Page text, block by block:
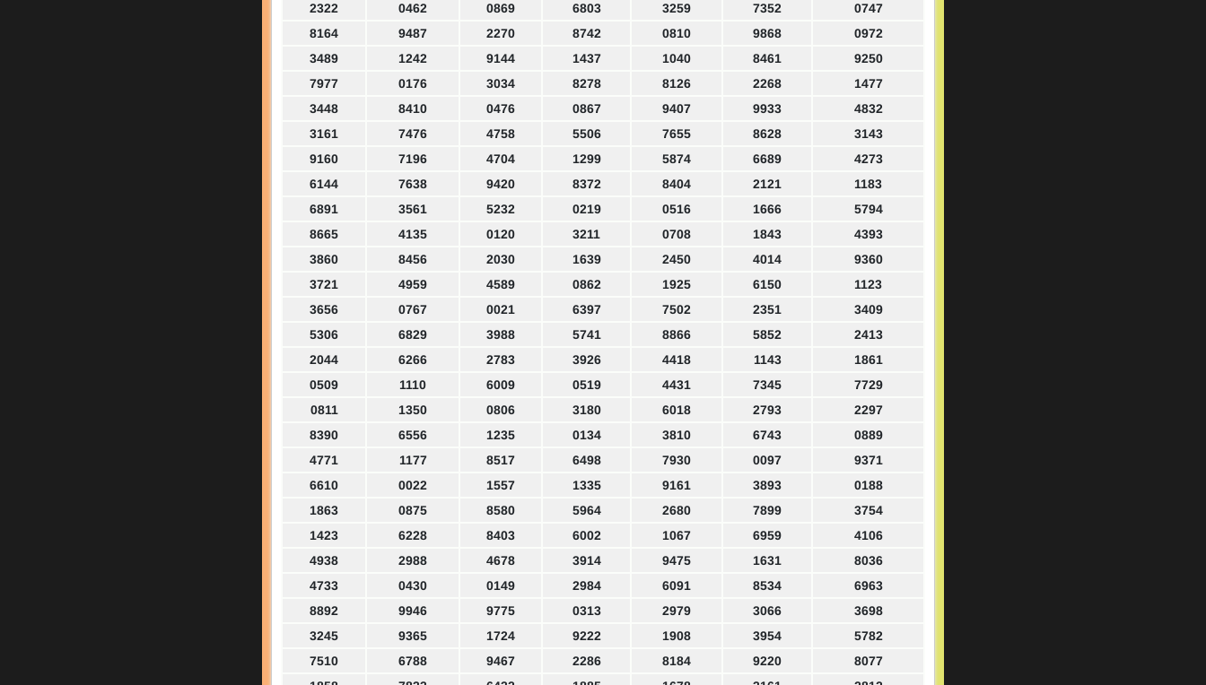
2322
0462 0869 6803 3259 7352
0747
8164
9487 2270 8742 0810 9868
0972
3489
1242 9144 1437 1040 8461
9250
7977
0176 3034 8278 8126 2268
1477
3448
8410 0476 0867 9407 9933
4832
3161
7476 4758 5506 7655 8628
3143
9160
7196 4704 1299 5874 6689
4273
6144
7638 9420 8372 8404 2121
1183
6891
3561 5232 0219 0516 1666
5794
8665
4135 0120 3211 0708 1843
4393
3860
8456 2030 1639 2450 4014
9360
3721
4959 4589 0862 1925 6150
1123
3656
0767 0021 6397 7502 2351
3409
5306
6829 3988 5741 8866 5852
2413
2044
6266 2783 3926 4418 1143
1861
0509
1110 6009 0519 4431 7345
7729
0811
1350 0806 3180 6018 2793
2297
8390
6556 1235 0134 3810 6743
0889
4771
1177 8517 6498 7930 0097
9371
6610
0022 1557 1335 9161 3893
0188
1863
0875 8580 5964 2680 7899
3754
1423
6228 8403 6002 1067 6959
4106
4938
2988 4678 3914 9475 1631
8036
4733
0430 0149 2984 6091 8534
6963
8892
9946 9775 0313 2979 3066
3698
3245
9365 1724 9222 1908 3954
5782
7510
6788 9467 2286 8184 9220
8077